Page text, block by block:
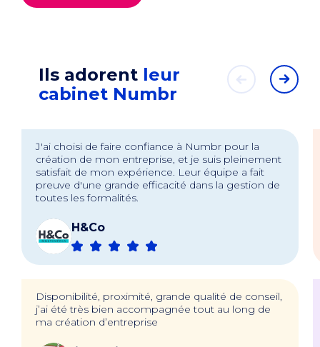
Ils adorent leur
cabinet Numbr
J'ai choisi de faire confiance à Numbr pour la
création de mon entreprise, et je suis pleinement
satisfait de mon expérience. Leur équipe a fait
preuve d'une grande efficacité dans la gestion de
toutes les formalités.
H&Co
Disponibilité, proximité, grande qualité de conseil,
j’ai été très bien accompagnée tout au long de
ma création d’entreprise